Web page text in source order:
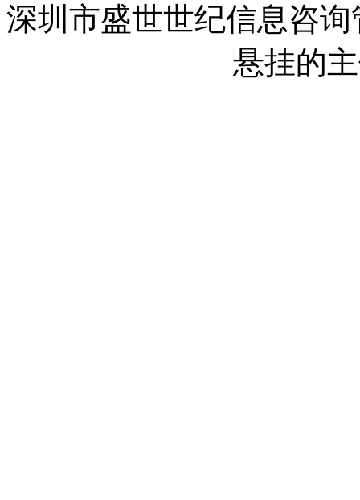
深圳市盛世世纪信息咨
悬挂的